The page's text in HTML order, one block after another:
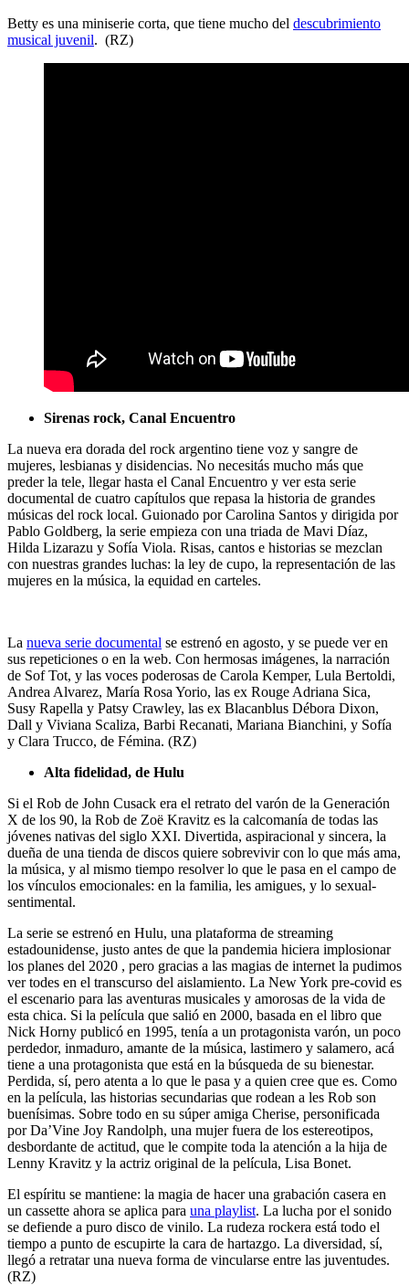
Betty es una miniserie corta, que tiene mucho del descubrimiento
musical juvenil. (RZ)
Sirenas rock, Canal Encuentro
La nueva era dorada del rock argentino tiene voz y sangre de
mujeres, lesbianas y disidencias. No necesitás mucho más que
preder la tele, llegar hasta el Canal Encuentro y ver esta serie
documental de cuatro capítulos que repasa la historia de grandes
músicas del rock local. Guionado por Carolina Santos y dirigida por
Pablo Goldberg, la serie empieza con una triada de Mavi Díaz,
Hilda Lizarazu y Sofía Viola. Risas, cantos e historias se mezclan
con nuestras grandes luchas: la ley de cupo, la representación de las
mujeres en la música, la equidad en carteles.
La nueva serie documental se estrenó en agosto, y se puede ver en
sus repeticiones o en la web. Con hermosas imágenes, la narración
de Sof Tot, y las voces poderosas de Carola Kemper, Lula Bertoldi,
Andrea Alvarez, María Rosa Yorio, las ex Rouge Adriana Sica,
Susy Rapella y Patsy Crawley, las ex Blacanblus Débora Dixon,
Dall y Viviana Scaliza, Barbi Recanati, Mariana Bianchini, y Sofía
y Clara Trucco, de Fémina. (RZ)
Alta fidelidad, de Hulu
Si el Rob de John Cusack era el retrato del varón de la Generación
X de los 90, la Rob de Zoë Kravitz es la calcomanía de todas las
jóvenes nativas del siglo XXI. Divertida, aspiracional y sincera, la
dueña de una tienda de discos quiere sobrevivir con lo que más ama,
la música, y al mismo tiempo resolver lo que le pasa en el campo de
los vínculos emocionales: en la familia, les amigues, y lo sexual-
sentimental.
La serie se estrenó en Hulu, una plataforma de streaming
estadounidense, justo antes de que la pandemia hiciera implosionar
los planes del 2020 , pero gracias a las magias de internet la pudimos
ver todes en el transcurso del aislamiento. La New York pre-covid es
el escenario para las aventuras musicales y amorosas de la vida de
esta chica. Si la película que salió en 2000, basada en el libro que
Nick Horny publicó en 1995, tenía a un protagonista varón, un poco
perdedor, inmaduro, amante de la música, lastimero y salamero, acá
tiene a una protagonista que está en la búsqueda de su bienestar.
Perdida, sí, pero atenta a lo que le pasa y a quien cree que es. Como
en la película, las historias secundarias que rodean a les Rob son
buenísimas. Sobre todo en su súper amiga Cherise, personificada
por Da’Vine Joy Randolph, una mujer fuera de los estereotipos,
desbordante de actitud, que le compite toda la atención a la hija de
Lenny Kravitz y la actriz original de la película, Lisa Bonet.
El espíritu se mantiene: la magia de hacer una grabación casera en
un cassette ahora se aplica para una playlist. La lucha por el sonido
se defiende a puro disco de vinilo. La rudeza rockera está todo el
tiempo a punto de escupirte la cara de hartazgo. La diversidad, sí,
llegó a retratar una nueva forma de vincularse entre las juventudes.
(RZ)